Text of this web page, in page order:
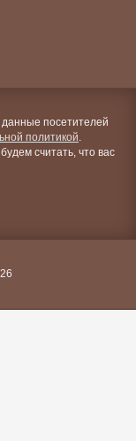
посетителей
политикой.
считать, что вас